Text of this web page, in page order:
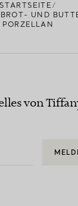
STARTSEITE
UND
PORZELLAN
von